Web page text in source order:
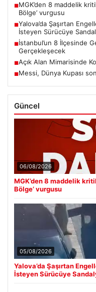
■MGK’den 8 maddelik
Bölge’ vurgusu
■Yalova’da Şaşırtan
İsteyen Sürücüye
■İstanbul’un 8 İlçesinde
Gerçekleşecek
■Açık Alan Mimarisinde
■Messi, Dünya Kupası
Güncel
06/08/2026
MGK’den 8 maddelik
Bölge’ vurgusu
05/08/2026
Yalova’da Şaşırtan
İsteyen Sürücüye